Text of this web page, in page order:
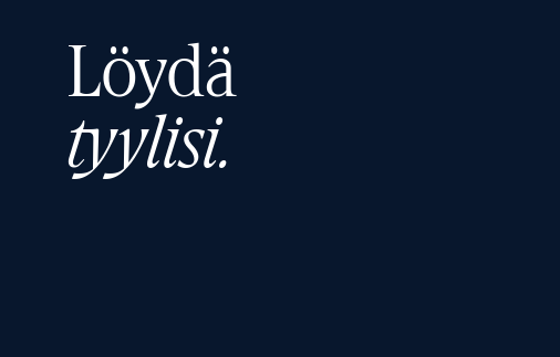
Löydä
tyylisi.